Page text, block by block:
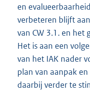
en
verbeteren blijft
van CW 3.1. en het
Het is aan een
van het IAK nader
plan van aanpak
daarbij verder te